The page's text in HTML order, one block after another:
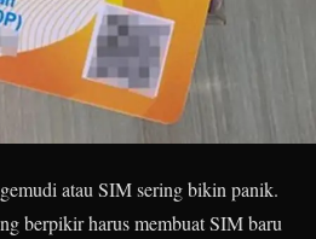
atau SIM sering bikin panik.
berpikir harus membuat SIM baru